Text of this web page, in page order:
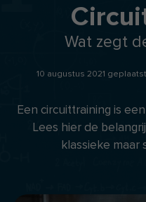
Voedingssupplementen
Wat zegt
10 augustus 2021 geplaatst
Een circuittraining is
Lees hier de
klassieke maar